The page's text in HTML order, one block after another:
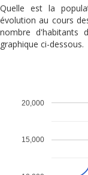
Quelle est la
évolution au cours
nombre d'habitants
graphique ci-dessous.
15,000
20,000